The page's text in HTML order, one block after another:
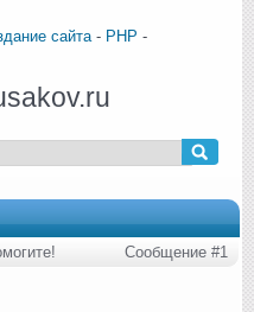
сайта- PHP -
Сообщение #1